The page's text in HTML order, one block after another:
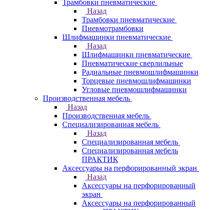
Трамбовки пневматические
Назад
Трамбовки пневматические
Пневмотрамбовки
Шлифмашинки пневматические
Назад
Шлифмашинки пневматические
Пневматические сверлильные
Радиальные пневмошлифмашинки
Торцевые пневмошлифмашинки
Угловые пневмошлифмашинки
Производственная мебель
Назад
Производственная мебель
Cпециализированная мебель
Назад
Cпециализированная мебель
Специализированная мебель
ПРАКТИК
Аксессуары на перфорированный экран
Назад
Аксессуары на перфорированный
экран
Аксессуары на перфорированный